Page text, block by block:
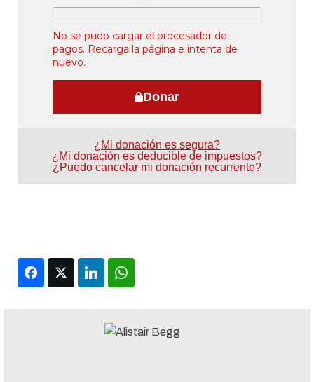
No se pudo cargar el procesador de
pagos. Recarga la página e intenta de
nuevo.
Donar
¿Mi donación es segura?
¿Mi donación es deducible de impuestos?
¿Puedo cancelar mi donación recurrente?
FacebookTwitter LinkedIn